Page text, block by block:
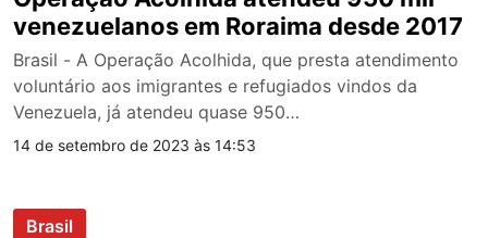
venezuelanos em Roraima desde 2017
Brasil - A Operação Acolhida, que presta atendimento
voluntário aos imigrantes e refugiados vindos da
Venezuela, já atendeu quase 950…
14 de setembro de 2023 às 14:53
Brasil